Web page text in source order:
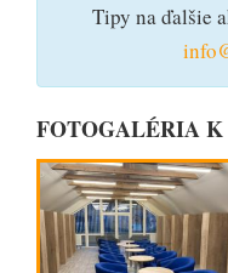
Tipy na ďalšie
FOTOGALÉRIA